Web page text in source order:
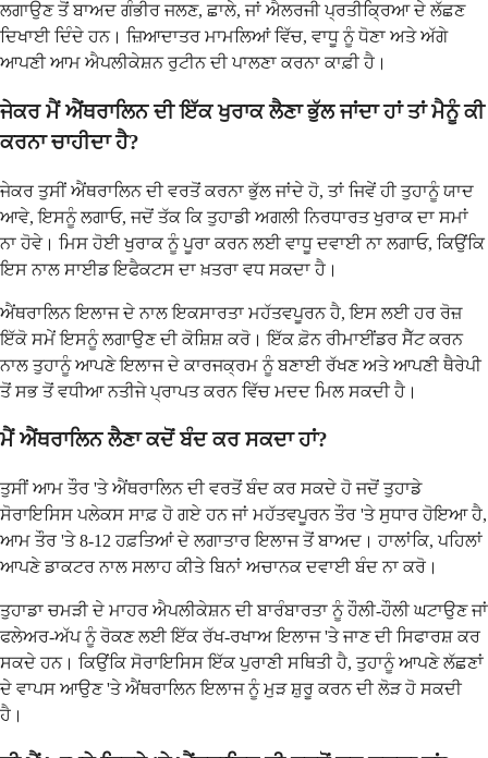
ਲਗਾਉਣ ਤੋਂ ਬਾਅਦ ਗੰਭੀਰ ਜਲਣ, ਛਾਲੇ, ਜਾਂ ਐਲਰਜੀ ਪ੍ਰਤੀਕ੍ਰਿਆ ਦੇ ਲੱਛਣ
ਦਿਖਾਈ ਦਿੰਦੇ ਹਨ। ਜ਼ਿਆਦਾਤਰ ਮਾਮਲਿਆਂ ਵਿੱਚ, ਵਾਧੂ ਨੂੰ ਧੋਣਾ ਅਤੇ ਅੱਗੇ
ਆਪਣੀ ਆਮ ਐਪਲੀਕੇਸ਼ਨ ਰੁਟੀਨ ਦੀ ਪਾਲਣਾ ਕਰਨਾ ਕਾਫ਼ੀ ਹੈ।
ਜੇਕਰ ਮੈਂ ਐਂਥਰਾਲਿਨ ਦੀ ਇੱਕ ਖੁਰਾਕ ਲੈਣਾ ਭੁੱਲ ਜਾਂਦਾ ਹਾਂ ਤਾਂ ਮੈਨੂੰ ਕੀ
ਕਰਨਾ ਚਾਹੀਦਾ ਹੈ?
ਜੇਕਰ ਤੁਸੀਂ ਐਂਥਰਾਲਿਨ ਦੀ ਵਰਤੋਂ ਕਰਨਾ ਭੁੱਲ ਜਾਂਦੇ ਹੋ, ਤਾਂ ਜਿਵੇਂ ਹੀ ਤੁਹਾਨੂੰ ਯਾਦ
ਆਵੇ, ਇਸਨੂੰ ਲਗਾਓ, ਜਦੋਂ ਤੱਕ ਕਿ ਤੁਹਾਡੀ ਅਗਲੀ ਨਿਰਧਾਰਤ ਖੁਰਾਕ ਦਾ ਸਮਾਂ
ਨਾ ਹੋਵੇ। ਮਿਸ ਹੋਈ ਖੁਰਾਕ ਨੂੰ ਪੂਰਾ ਕਰਨ ਲਈ ਵਾਧੂ ਦਵਾਈ ਨਾ ਲਗਾਓ, ਕਿਉਂਕਿ
ਇਸ ਨਾਲ ਸਾਈਡ ਇਫੈਕਟਸ ਦਾ ਖ਼ਤਰਾ ਵਧ ਸਕਦਾ ਹੈ।
ਐਂਥਰਾਲਿਨ ਇਲਾਜ ਦੇ ਨਾਲ ਇਕਸਾਰਤਾ ਮਹੱਤਵਪੂਰਨ ਹੈ, ਇਸ ਲਈ ਹਰ ਰੋਜ਼
ਇੱਕੋ ਸਮੇਂ ਇਸਨੂੰ ਲਗਾਉਣ ਦੀ ਕੋਸ਼ਿਸ਼ ਕਰੋ। ਇੱਕ ਫ਼ੋਨ ਰੀਮਾਈਂਡਰ ਸੈੱਟ ਕਰਨ
ਨਾਲ ਤੁਹਾਨੂੰ ਆਪਣੇ ਇਲਾਜ ਦੇ ਕਾਰਜਕ੍ਰਮ ਨੂੰ ਬਣਾਈ ਰੱਖਣ ਅਤੇ ਆਪਣੀ ਥੈਰੇਪੀ
ਤੋਂ ਸਭ ਤੋਂ ਵਧੀਆ ਨਤੀਜੇ ਪ੍ਰਾਪਤ ਕਰਨ ਵਿੱਚ ਮਦਦ ਮਿਲ ਸਕਦੀ ਹੈ।
ਮੈਂ ਐਂਥਰਾਲਿਨ ਲੈਣਾ ਕਦੋਂ ਬੰਦ ਕਰ ਸਕਦਾ ਹਾਂ?
ਤੁਸੀਂ ਆਮ ਤੌਰ 'ਤੇ ਐਂਥਰਾਲਿਨ ਦੀ ਵਰਤੋਂ ਬੰਦ ਕਰ ਸਕਦੇ ਹੋ ਜਦੋਂ ਤੁਹਾਡੇ
ਸੋਰਾਇਸਿਸ ਪਲੇਕਸ ਸਾਫ਼ ਹੋ ਗਏ ਹਨ ਜਾਂ ਮਹੱਤਵਪੂਰਨ ਤੌਰ 'ਤੇ ਸੁਧਾਰ ਹੋਇਆ ਹੈ,
ਆਮ ਤੌਰ 'ਤੇ 8-12 ਹਫ਼ਤਿਆਂ ਦੇ ਲਗਾਤਾਰ ਇਲਾਜ ਤੋਂ ਬਾਅਦ। ਹਾਲਾਂਕਿ, ਪਹਿਲਾਂ
ਆਪਣੇ ਡਾਕਟਰ ਨਾਲ ਸਲਾਹ ਕੀਤੇ ਬਿਨਾਂ ਅਚਾਨਕ ਦਵਾਈ ਬੰਦ ਨਾ ਕਰੋ।
ਤੁਹਾਡਾ ਚਮੜੀ ਦੇ ਮਾਹਰ ਐਪਲੀਕੇਸ਼ਨ ਦੀ ਬਾਰੰਬਾਰਤਾ ਨੂੰ ਹੌਲੀ-ਹੌਲੀ ਘਟਾਉਣ ਜਾਂ
ਫਲੇਅਰ-ਅੱਪ ਨੂੰ ਰੋਕਣ ਲਈ ਇੱਕ ਰੱਖ-ਰਖਾਅ ਇਲਾਜ 'ਤੇ ਜਾਣ ਦੀ ਸਿਫਾਰਸ਼ ਕਰ
ਸਕਦੇ ਹਨ। ਕਿਉਂਕਿ ਸੋਰਾਇਸਿਸ ਇੱਕ ਪੁਰਾਣੀ ਸਥਿਤੀ ਹੈ, ਤੁਹਾਨੂੰ ਆਪਣੇ ਲੱਛਣਾਂ
ਦੇ ਵਾਪਸ ਆਉਣ 'ਤੇ ਐਂਥਰਾਲਿਨ ਇਲਾਜ ਨੂੰ ਮੁੜ ਸ਼ੁਰੂ ਕਰਨ ਦੀ ਲੋੜ ਹੋ ਸਕਦੀ
ਹੈ।